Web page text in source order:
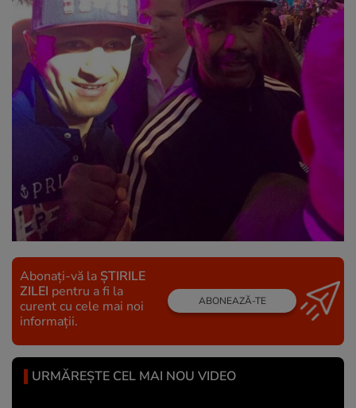
Abonați-vă la ȘTIRILE
ZILEI pentru a fi la
curent cu cele mai noi
informații.
ABONEAZĂ-TE
URMĂREȘTE CEL MAI NOU VIDEO